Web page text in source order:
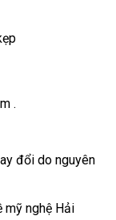
.
đổi do nguyên
mỹ nghệ Hải